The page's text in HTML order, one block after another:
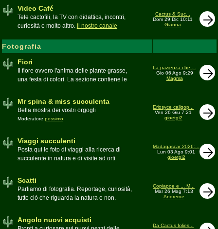
spazio discutiamo SOLO di errori,
inesattezze, idee e altro inerenti l'argomento
Video Café
Tele cactofili, la TV con didattica, incontri,
curiosità e molto altro.
Il nostro canale
Cactus & Suc...
Dom 29 Dic 10:11
Gianna
Fotografia
Fiori
Il fiore ovvero l'anima delle piante grasse,
una festa di colori. La sezione contiene le
La pazienza che ...
Gio 06 Ago 9:29
Magma
Mr spina & miss succulenta
Bella mostra dei vostri orgogli
Moderatore pessimo
Eriosyce caligop...
Ven 26 Giu 7:21
gioetgi2
Viaggi succulenti
Posta qui le foto di viaggi alla ricerca di
succulente in natura e di visite ad orti
Madagascar 2026:...
Lun 03 Ago 9:01
gioetgi2
Scatti
Parliamo di fotografia. Reportage, curiosità,
tutto ciò che riguarda la natura e non.
Copiapoe e ... M...
Mar 26 Mag 7:13
Andreroe
Angolo nuovi acquisti
Da Cactus folies...